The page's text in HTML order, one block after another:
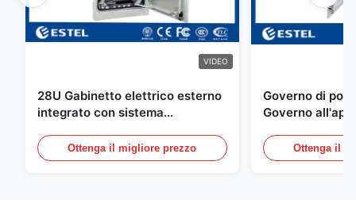
VIDEO
28U Gabinetto elettrico esterno
integrato con sistema
Ottenga il migliore prezzo
Governo di
Governo
sensore
della porta
Ottenga il